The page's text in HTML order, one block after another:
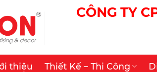
CÔNG TY
thiệu Thiết Kế – Thi Công